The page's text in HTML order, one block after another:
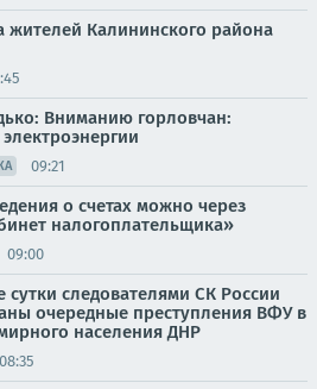
жителей Калининского района
Вниманию горловчан:
09:21
о счетах можно через
налогоплательщика»
09:00
следователями СК России
очередные преступления ВФУ в
населения ДНР
08:35